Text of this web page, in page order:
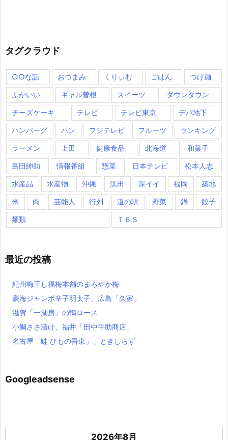
タグクラウド
○○な話 おつまみ くりぃむ ごはん つけ麺
ふかいい ギャル曽根 スイーツ ダウンタウン
チーズケーキ テレビ テレビ東京 デパ地下
ハンバーグ パン フジテレビ フルーツ ランキング
ラーメン 上田 健康食品 北海道 和菓子
島田紳助 情報番組 惣菜 日本テレビ 松本人志
水産品 水産物 沖縄 浜田 深イイ 福岡 築地
米 肉 芸能人 行列 道の駅 野菜 鍋 餃子
麺類 ＴＢＳ
最近の投稿
紀州梅干し福梅本舗のまろやか梅
豪海ジャンボ辛子明太子、広島「久家」
滋賀「一湖房」の鴨ロース
小鯛ささ漬け、福井「田中平助商店」
名古屋「鮭 ひもの吾東」、ときしらず
Googleadsense
2026年8月